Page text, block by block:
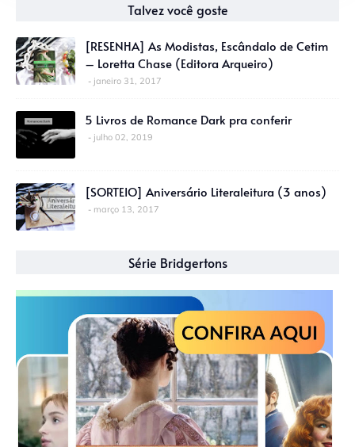
Talvez você goste
[RESENHA] As Modistas, Escândalo de Cetim
– Loretta Chase (Editora Arqueiro)
janeiro 31, 2017
5 Livros de Romance Dark pra conferir
julho 02, 2019
[SORTEIO] Aniversário Literaleitura (3 anos)
março 13, 2017
Série Bridgertons